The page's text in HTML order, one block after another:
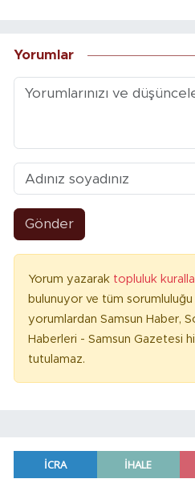
Yorumlar
Gönder
Yorum yazarak topluluk
bulunuyor ve tüm sorumluluğu
yorumlardan Samsun Haber,
Haberleri - Samsun Gazetesi
tutulamaz.